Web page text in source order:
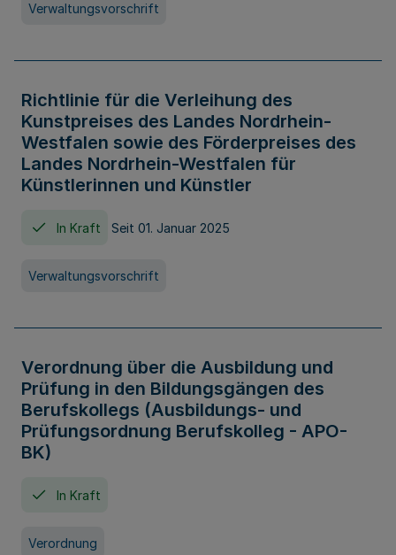
Verwaltungsvorschrift
Richtlinie für die Verleihung des
Kunstpreises des Landes Nordrhein-
Westfalen sowie des Förderpreises des
Landes Nordrhein-Westfalen für
Künstlerinnen und Künstler
In Kraft Seit 01. Januar 2025
Verwaltungsvorschrift
Verordnung über die Ausbildung und
Prüfung in den Bildungsgängen des
Berufskollegs (Ausbildungs- und
Prüfungsordnung Berufskolleg - APO-
BK)
In Kraft
Verordnung